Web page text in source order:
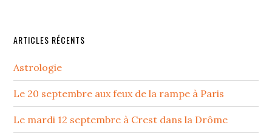
ARTICLES RÉCENTS
Astrologie
Le 20 septembre aux feux de la rampe à Paris
Le mardi 12 septembre à Crest dans la Drôme